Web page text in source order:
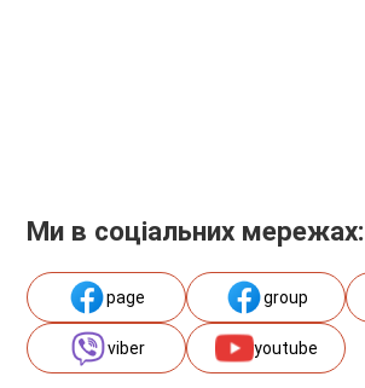
Ми в соціальних мережах:
page group
viber youtube